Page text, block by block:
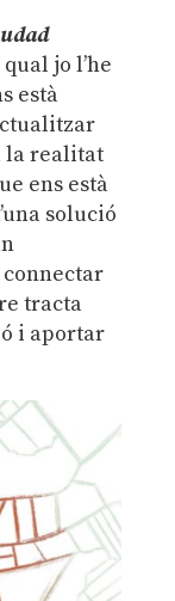
jo l’he
està
la realitat
ens està
solució
tracta
i aportar